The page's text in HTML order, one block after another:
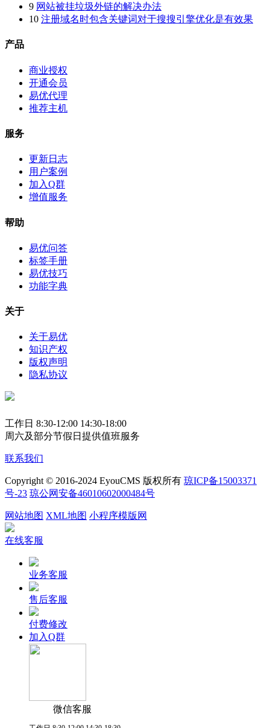
9 网站被挂垃圾外链的解决办法
10 注册域名时包含关键词对于搜搜引擎优化是有效果
产品
商业授权
开通会员
易优代理
推荐主机
服务
更新日志
用户案例
加入Q群
增值服务
帮助
易优问答
标签手册
易优技巧
功能字典
关于
关于易优
知识产权
版权声明
隐私协议
工作日 8:30-12:00 14:30-18:00
周六及部分节假日提供值班服务
联系我们
Copyright © 2016-2024 EyouCMS 版权所有 琼ICP备15003371
号-23 琼公网安备46010602000484号
网站地图 XML地图 小程序模版网
在线客服
业务客服
售后客服
付费修改
加入Q群
微信客服